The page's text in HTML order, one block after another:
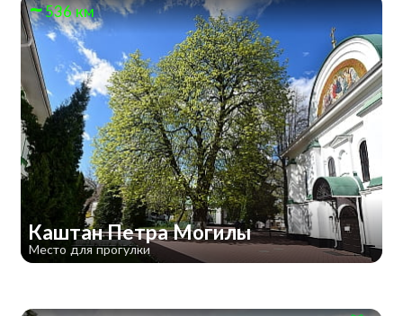
536 км
Каштан Петра Могилы
Место для прогулки